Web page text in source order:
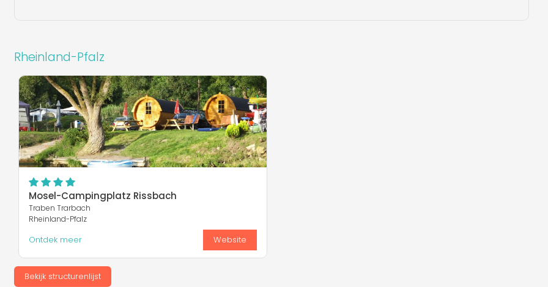
Rheinland-Pfalz
Mosel-Campingplatz Rissbach
Traben Trarbach
Rheinland-Pfalz
Ontdek meer Website
Bekijk structurenlijst